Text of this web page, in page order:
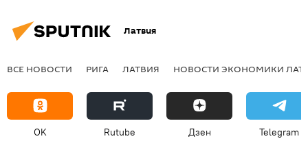
Латвия
ВСЕ НОВОСТИ РИГА ЛАТВИЯ НОВОСТИ ЭКОНОМИКИ
OK Rutube Дзен Telegram